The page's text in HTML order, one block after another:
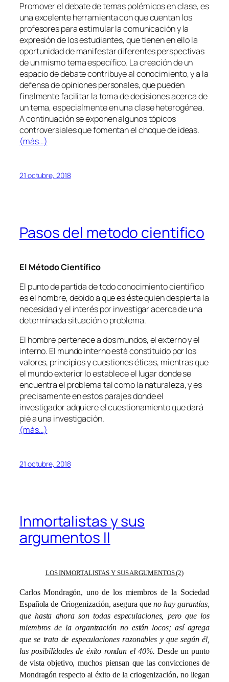
Promover el debate de temas polémicos en clase, es
una excelente herramienta con que cuentan los
profesores para estimular la comunicación y la
expresión de los estudiantes, que tienen en ello la
oportunidad de manifestar diferentes perspectivas
de un mismo tema específico. La creación de un
espacio de debate contribuye al conocimiento, y a la
defensa de opiniones personales, que pueden
finalmente facilitar la toma de decisiones acerca de
un tema, especialmente en una clase heterogénea.
A continuación se exponen algunos tópicos
controversiales que fomentan el choque de ideas.
(más…)
21 octubre, 2018
Pasos del metodo cientifico
El Método Científico
El punto de partida de todo conocimiento científico
es el hombre, debido a que es éste quien despierta la
necesidad y el interés por investigar acerca de una
determinada situación o problema.
El hombre pertenece a dos mundos, el externo y el
interno. El mundo interno está constituido por los
valores, principios y cuestiones éticas, mientras que
el mundo exterior lo establece el lugar donde se
encuentra el problema tal como la naturaleza, y es
precisamente en estos parajes donde el
investigador adquiere el cuestionamiento que dará
pié a una investigación.
(más…)
21 octubre, 2018
Inmortalistas y sus
argumentos II
LOS INMORTALISTAS Y SUS ARGUMENTOS (2)
Carlos Mondragón, uno de los miembros de la Sociedad
Española de Criogenización, asegura que no hay garantías,
que hasta ahora son todas especulaciones, pero que los
miembros de la organización no están locos; así agrega
que se trata de especulaciones razonables y que según él,
las posibilidades de éxito rondan el 40%. Desde un punto
de vista objetivo, muchos piensan que las convicciones de
Mondragón respecto al éxito de la criogenización, no llegan